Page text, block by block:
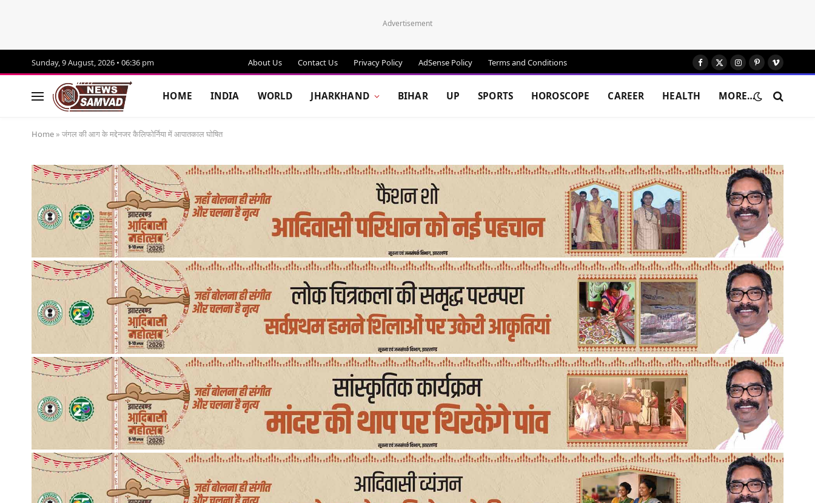
Advertisement
Sunday, 9 August, 2026 • 06:36 pm About Us Contact Us Privacy Policy AdSense Policy Terms and Conditions Facebook
X
Instagram
Pinterest
Vimeo
HOME INDIA WORLD JHARKHAND BIHAR UP SPORTS HOROSCOPE CAREER HEALTH MORE…
Home » जंगल की आग के मद्देनजर कैलिफोर्निया में आपातकाल घोषित